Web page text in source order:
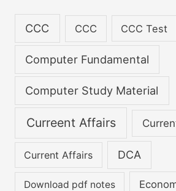
o
CCC CCC CCC Test
Computer Fundamental
Computer Study Material
Curreent Affairs
Current Affairs DCA
Download pdf notes